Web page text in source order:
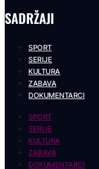
SADRŽAJI
SPORT
SERIJE
KULTURA
ZABAVA
DOKUMENTARCI
SPORT
SERIJE
KULTURA
ZABAVA
DOKUMENTARCI